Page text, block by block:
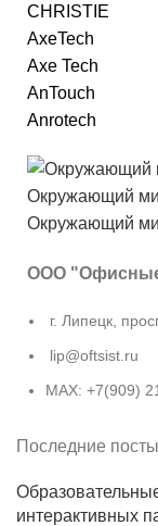
CHRISTIE
AxeTech
Axe Tech
AnTouch
Anrotech
ООО "Офисные
г. Липецк,
lip@oftsist.ru
МАХ: +7(909)
Последние посты
интерактивных